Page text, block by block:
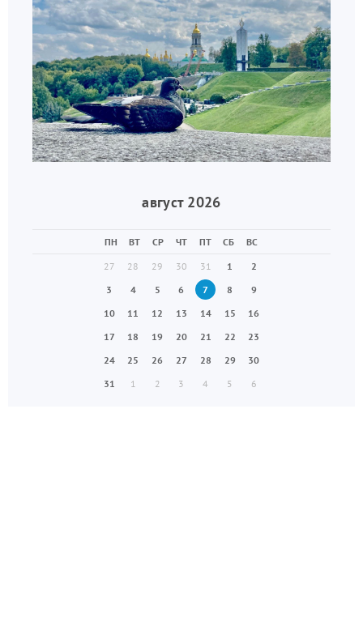
август 2026
ПН ВТ СР ЧТ ПТ СБ
ВС
27
28 29 30 31 1
2
3
4 5 6 7 8
9
10
11 12 13 14 15
16
17
18 19 20 21 22
23
24
25 26 27 28 29
30
31
1 2 3 4 5 6